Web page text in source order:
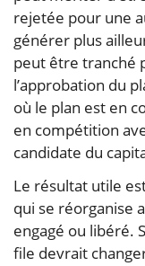
rejetée pour une
générer plus
peut être tranché
l’approbation du
où le plan est en
en compétition
candidate du
Le résultat utile
qui se réorganise
engagé ou libéré.
file devrait